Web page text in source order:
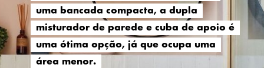
uma bancada compacta, a dupla
misturador de parede e cuba de apoio é
uma ótima opção, já que ocupa uma
área menor.
uma bancada compacta, a dupla
misturador de parede e cuba de apoio é
uma ótima opção, já que ocupa uma
área menor.